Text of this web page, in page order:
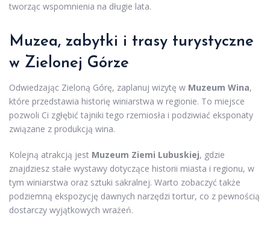
tworząc wspomnienia na długie lata.
Muzea, zabytki i trasy turystyczne
w Zielonej Górze
Odwiedzając Zieloną Górę, zaplanuj wizytę w Muzeum Wina,
które przedstawia historię winiarstwa w regionie. To miejsce
pozwoli Ci zgłębić tajniki tego rzemiosła i podziwiać eksponaty
związane z produkcją wina.
Kolejną atrakcją jest Muzeum Ziemi Lubuskiej, gdzie
znajdziesz stałe wystawy dotyczące historii miasta i regionu, w
tym winiarstwa oraz sztuki sakralnej. Warto zobaczyć także
podziemną ekspozycję dawnych narzędzi tortur, co z pewnością
dostarczy wyjątkowych wrażeń.